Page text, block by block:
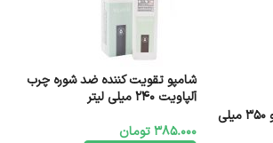
شامپو موی رنگ شده اکتیو 350 میلی
شامپو تقویت کننده ضد شوره چرب
آلپاویت 240 میلی لیتر
385.000تومان